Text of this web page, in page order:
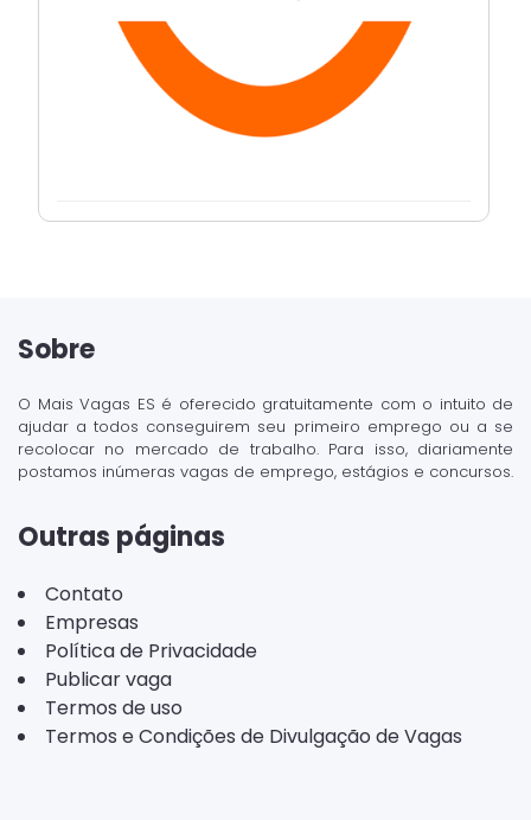
Sobre
O Mais Vagas ES é oferecido gratuitamente com o intuito de
ajudar a todos conseguirem seu primeiro emprego ou a se
recolocar no mercado de trabalho. Para isso, diariamente
postamos inúmeras vagas de emprego, estágios e concursos.
Outras páginas
Contato
Empresas
Política de Privacidade
Publicar vaga
Termos de uso
Termos e Condições de Divulgação de Vagas